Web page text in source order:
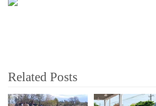
Related Posts